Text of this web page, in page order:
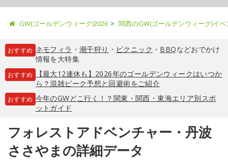
GW(ゴールデンウィーク)2026 関西のGW(ゴールデンウィーク)イ
おすすめ ネモフィラ ・ 潮干狩り ・ ピクニック ・ BBQなどおでかけ
情報を大特集
おすすめ
【最大12連休も】2026年のゴールデンウィークはいつか
ら？混雑ピーク予想と回避術をご紹介
おすすめ 今年のGWどこ行く！？関東・関西・東海エリア別スポ
ットガイド
フォレストアドベンチャー・丹波
ささやまの詳細データ